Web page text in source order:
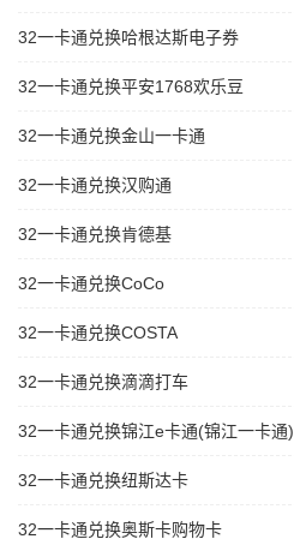
32一卡通兑换哈根达斯电子券
32一卡通兑换平安1768欢乐豆
32一卡通兑换金山一卡通
32一卡通兑换汉购通
32一卡通兑换肯德基
32一卡通兑换CoCo
32一卡通兑换COSTA
32一卡通兑换滴滴打车
32一卡通兑换锦江e卡通(锦江一卡通)
32一卡通兑换纽斯达卡
32一卡通兑换奥斯卡购物卡